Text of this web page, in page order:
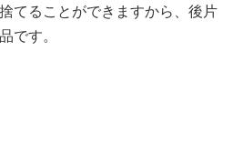
てることができますから、後片
です。